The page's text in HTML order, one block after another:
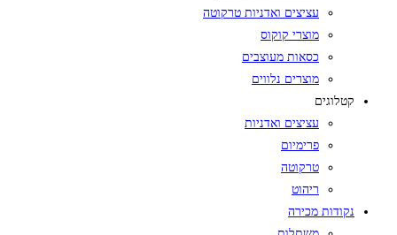
עציצים ואדניות טרקוטה
מוצרי קוקוס
כסאות מעוצבים
מוצרים נלווים
קטלוגים
עציצים ואדניות
פרימיום
טרקוטה
ריהוט
נקודות מכירה